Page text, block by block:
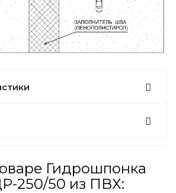
Гидрошпонка
250/50 из ПВХ: